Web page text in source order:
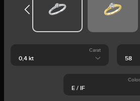
Carat